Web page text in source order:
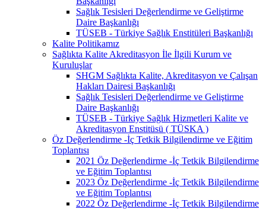
Sağlık Tesisleri Değerlendirme ve Geliştirme
Daire Başkanlığı
TÜSEB - Türkiye Sağlık Enstitüleri Başkanlığı
Kalite Politikamız
Sağlıkta Kalite Akreditasyon İle İlgili Kurum ve
Kuruluşlar
SHGM Sağlıkta Kalite, Akreditasyon ve Çalışan
Hakları Dairesi Başkanlığı
Sağlık Tesisleri Değerlendirme ve Geliştirme
Daire Başkanlığı
TÜSEB - Türkiye Sağlık Hizmetleri Kalite ve
Akreditasyon Enstitüsü ( TÜSKA )
Öz Değerlendirme -İç Tetkik Bilgilendirme ve Eğitim
Toplantısı
2021 Öz Değerlendirme -İç Tetkik Bilgilendirme
ve Eğitim Toplantısı
2023 Öz Değerlendirme -İç Tetkik Bilgilendirme
ve Eğitim Toplantısı
2022 Öz Değerlendirme -İç Tetkik Bilgilendirme